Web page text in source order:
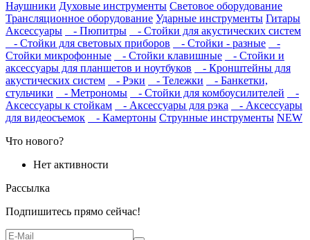
Наушники Духовые инструменты Световое оборудование
Трансляционное оборудование Ударные инструменты Гитары
Аксессуары
- Пюпитры
- Стойки для акустических систем
- Стойки для световых приборов
- Стойки - разные
-
Стойки микрофонные
- Стойки клавишные
- Стойки и
аксессуары для планшетов и ноутбуков
- Кронштейны для
акустических систем
- Рэки - Тележки
- Банкетки,
стульчики
- Метрономы - Стойки для комбоусилителей
-
Аксессуары к стойкам
- Аксессуары для рэка
- Аксессуары
для видеосъемок
- Камертоны Струнные инструменты NEW
Что нового?
Нет активности
Рассылка
Подпишитесь прямо сейчас!